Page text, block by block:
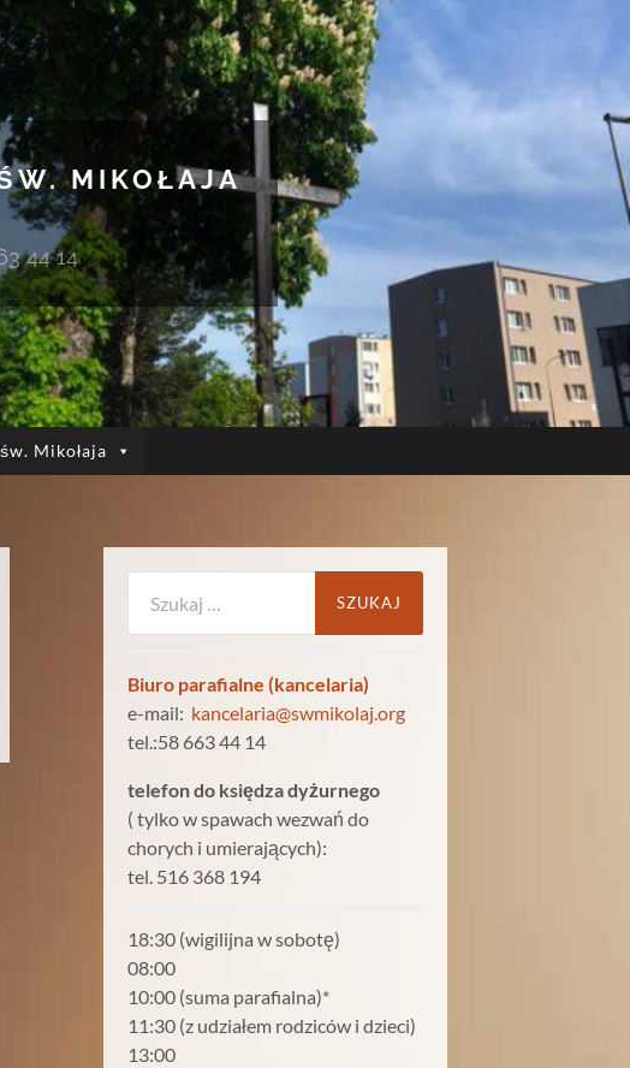
MIKOŁAJA
44 14
Mikołaja
Biuro parafialne (kancelaria)
e-mail: kancelaria@swmikolaj.org
tel.:58 663 44 14
telefon do księdza dyżurnego
( tylko w spawach wezwań do
chorych i umierających):
tel. 516 368 194
18:30 (wigilijna w sobotę)
08:00
10:00 (suma parafialna)*
11:30 (z udziałem rodziców i dzieci)
13:00